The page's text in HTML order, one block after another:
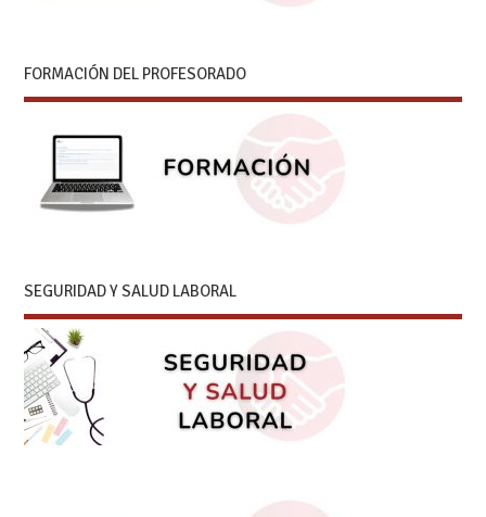
FORMACIÓN DEL PROFESORADO
SEGURIDAD Y SALUD LABORAL